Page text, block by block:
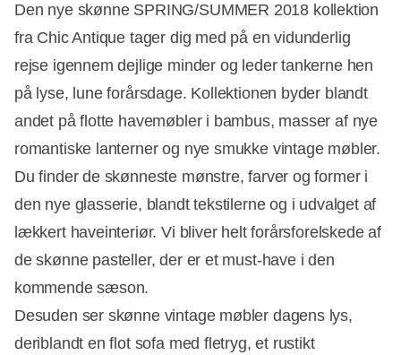
Den nye skønne SPRING/SUMMER 2018 kollektion
fra Chic Antique tager dig med på en vidunderlig
rejse igennem dejlige minder og leder tankerne hen
på lyse, lune forårsdage. Kollektionen byder blandt
andet på flotte havemøbler i bambus, masser af nye
romantiske lanterner og nye smukke vintage møbler.
Du finder de skønneste mønstre, farver og former i
den nye glasserie, blandt tekstilerne og i udvalget af
lækkert haveinteriør. Vi bliver helt forårsforelskede af
de skønne pasteller, der er et must-have i den
kommende sæson.
Desuden ser skønne vintage møbler dagens lys,
deriblandt en flot sofa med fletryg, et rustikt